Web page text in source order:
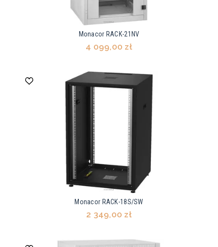
Monacor RACK-21NV
4 099,00 zł
Monacor RACK-18S/SW
2 349,00 zł